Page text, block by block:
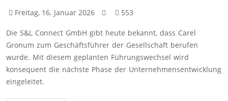
Freitag, 16. Januar 2026 553
Die S&L Connect GmbH gibt heute bekannt, dass Carel
Gronum zum Geschäftsführer der Gesellschaft berufen
wurde. Mit diesem geplanten Führungswechsel wird
konsequent die nächste Phase der Unternehmensentwicklung
eingeleitet.